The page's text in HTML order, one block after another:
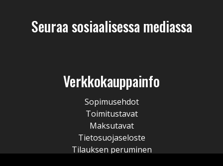
Seuraa sosiaalisessa mediassa
Verkkokauppainfo
Sopimusehdot
Toimitustavat
Maksutavat
Tietosuojaseloste
Tilauksen peruminen